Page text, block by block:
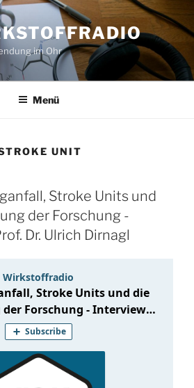
im Ohr
Menü
UNIT
Stroke Units und
der Forschung -
Dr. Ulrich Dirnagl